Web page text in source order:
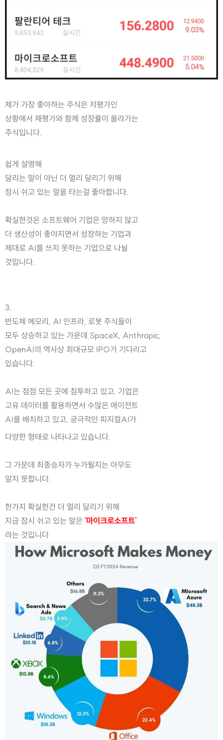
제가 가장 좋아하는 주식은 저평가인
상황에서 재평가와 함께 성장률이 올라가는
주식입니다.
쉽게 설명해
달리는 말이 아닌 더 멀리 달리기 위해
잠시 쉬고 있는 말을 타는걸 좋아합니다.
확실한것은 소프트웨어 기업은 망하지 않고
더 생산성이 좋아지면서 성장하는 기업과
제대로 AI를 쓰지 못하는 기업으로 나뉠
것입니다.
3.
반도체 메모리, AI 인프라, 로봇 주식들이
모두 상승하고 있는 가운데 SpaceX, Anthropic,
OpenAI의 역사상 최대규모 IPO가 기다리고
있습니다.
AI는 점점 모든 곳에 침투하고 있고, 기업은
고유 데이터를 활용하면서 수많은 에이전트
AI를 배치하고 있고, 궁극적인 피지컬AI가
다양한 형태로 나타나고 있습니다.
그 가운데 최종승자가 누가될지는 아무도
알지 못합니다.
한가지 확실한건 더 멀리 달리기 위해
지금 잠시 쉬고 있는 말은 '마이크로소프트'
라는 것입니다